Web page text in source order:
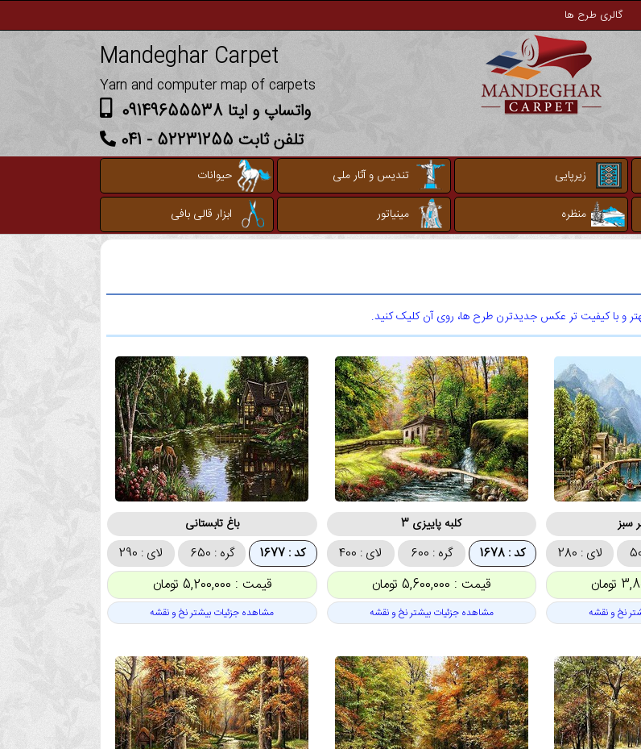
گالری طرح ها
Mandeghar Carpet
Yarn and computer map of carpets
واتساپ و ایتا 09149655538
تلفن ثابت 52231255 - 041
زیرپایی تندیس و آثار ملی
حیوانات
منظره مینیاتور ابزار قالی بافی
و با کیفیت تر عکس جدیدترن طرح ها، روی آن کلیک کنید.
سبز
لای : 280
نخ و نقشه
کلبه پاییزی 3
کد : 1678 گره : 600 لای : 400
قیمت : 5,600,000 تومان
مشاهده جزئیات بیشتر نخ و نقشه
باغ تابستانی
کد : 1677 گره : 650 لای : 290
قیمت : 5,200,000 تومان
مشاهده جزئیات بیشتر نخ و نقشه